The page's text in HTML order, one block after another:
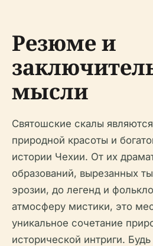
Резюме и
мысли
Святошские скалы
природной красоты и
истории Чехии. От их
образований, вырезанных
эрозии, до легенд и
атмосферу мистики, это
уникальное сочетание
исторической интриги.